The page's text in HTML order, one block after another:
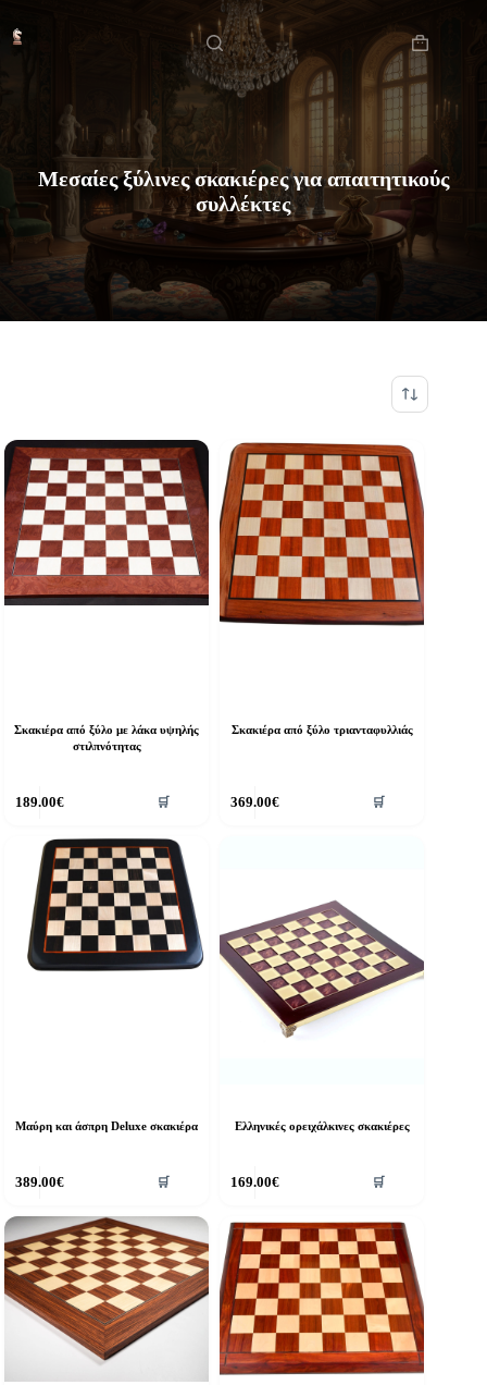
στο
περιεχόμενο
Καλάθι
Αγορών
Μεσαίες ξύλινες σκακιέρες για απαιτητικούς
συλλέκτες
Σκακιέρα από ξύλο με λάκα υψηλής
στιλπνότητας
189.00€ 🛒
Σκακιέρα από ξύλο τριανταφυλλιάς
369.00€ 🛒
Μαύρη και άσπρη Deluxe σκακιέρα
389.00€ 🛒
Ελληνικές ορειχάλκινες σκακιέρες
169.00€ 🛒